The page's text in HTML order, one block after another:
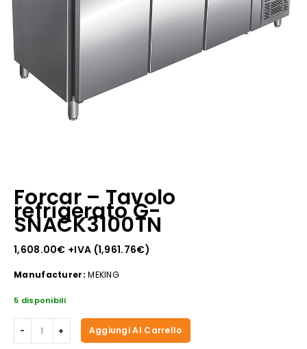
Forcar – Tavolo
refrigerato G-
SNACK3100TN
1,608.00€ +IVA (1,961.76€)
Manufacturer: MEKING
5 disponibili
Forcar
-
Aggiungi Al Carrello